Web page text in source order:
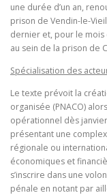
une durée d’un an,
prison de Vendin-le-
dernier et, pour le mois
au sein de la prison de
Spécialisation des
Le texte prévoit la
organisée (PNACO)
opérationnel dès
présentant une
régionale ou
économiques et
s’inscrire dans une
pénale en notant par